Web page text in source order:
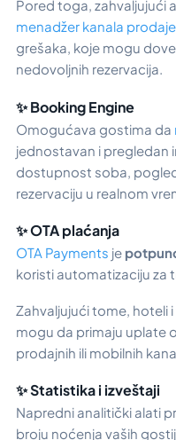
Pored toga, zahvaljujući
menadžer kanala prodaje
grešaka, koje mogu
nedovoljnih rezervacija.
✨ Booking Engine
Omogućava gostima da
jednostavan i pregledan
dostupnost soba,
rezervaciju u realnom
✨ OTA plaćanja
OTA Payments je
koristi automatizaciju za
Zahvaljujući tome, hoteli
mogu da primaju uplate
prodajnih ili mobilnih
✨ Statistika i izveštaji
Napredni analitički alati
broju noćenja vaših